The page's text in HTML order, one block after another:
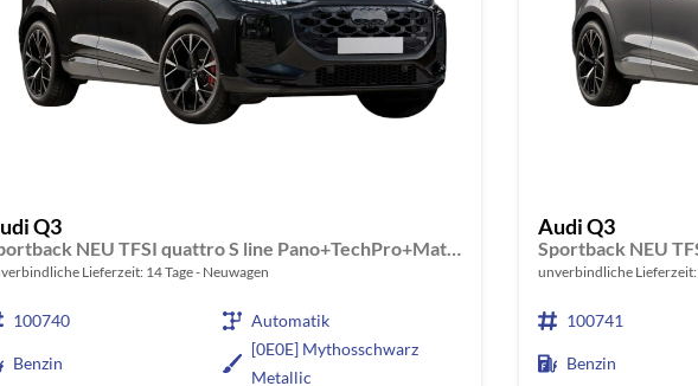
Q3
Sportback NEU TFSI quattro S line Pano+TechPro+Matrix+AHK+HUD+Alu20+KlimaPlus+DCC+SONOS
Lieferzeit:14 Tage Neuwagen
100740 Automatik
Benzin
[0E0E] Mythosschwarz
Metallic
Audi Q3
unverbindliche Lieferzeit:
100741
Benzin